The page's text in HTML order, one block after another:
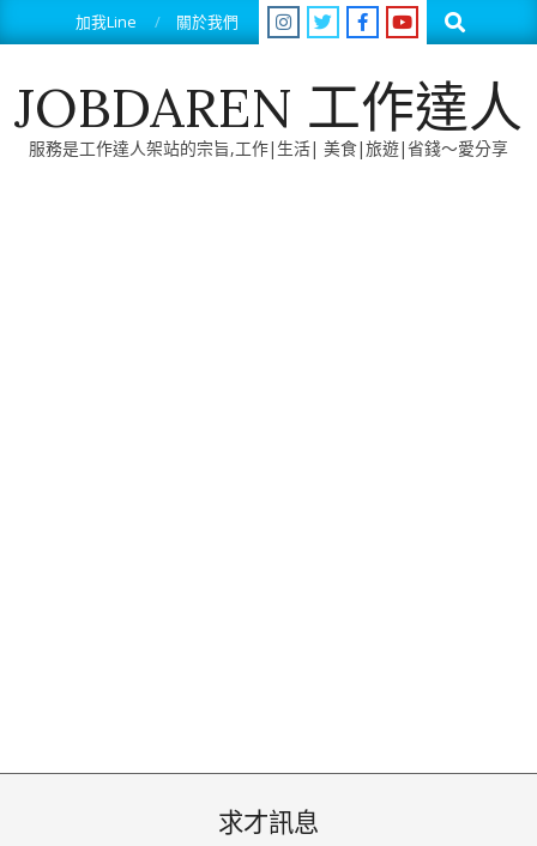
to
加我Line 關於我們 Search
JOBDAREN 工作達人
服務是工作達人架站的宗旨,工作|生活| 美食|旅遊|省錢～愛分享
求才訊息